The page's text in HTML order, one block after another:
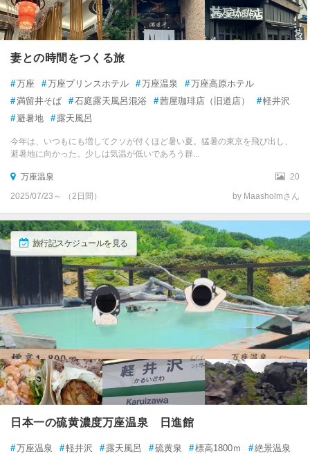
妻との時間をつくる旅
#万座 #万座プリンスホテル #万座温泉 #万座高原ホテル
#満留井そば #石庭露天風呂混浴 #茜屋珈琲店（旧道店） #軽井沢
#避暑地 # 露天風呂
今年は、いつもにも増してクソが付くほど暑い夏。猛暑の東京を飛び出し、
避暑地に向かった。少しは気温が低いであろう群...
万座温泉
20
2025/07/23～ （2日間）
by Maasholmさん
旅行記スケジュールを見る
日本一の硫黄濃度万座温泉 日進館
#万座温泉 #軽井沢 # 露天風呂 #硫黄泉 #標高1800ｍ #絶景温泉